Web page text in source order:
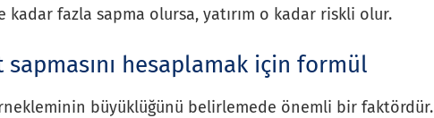
kadar fazla sapma olursa, yatırım o kadar riskli olur.
hesaplamak için formül
büyüklüğünü belirlemede önemli bir faktördür.